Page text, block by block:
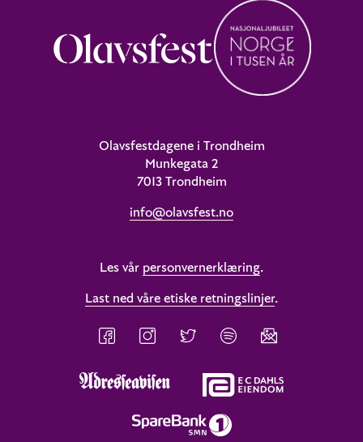
Olavsfestdagene i Trondheim
Munkegata 2
7013 Trondheim
info@olavsfest.no
Les vår personvernerklæring.
Last ned våre etiske retningslinjer.